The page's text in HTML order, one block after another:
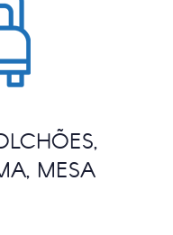
MESA